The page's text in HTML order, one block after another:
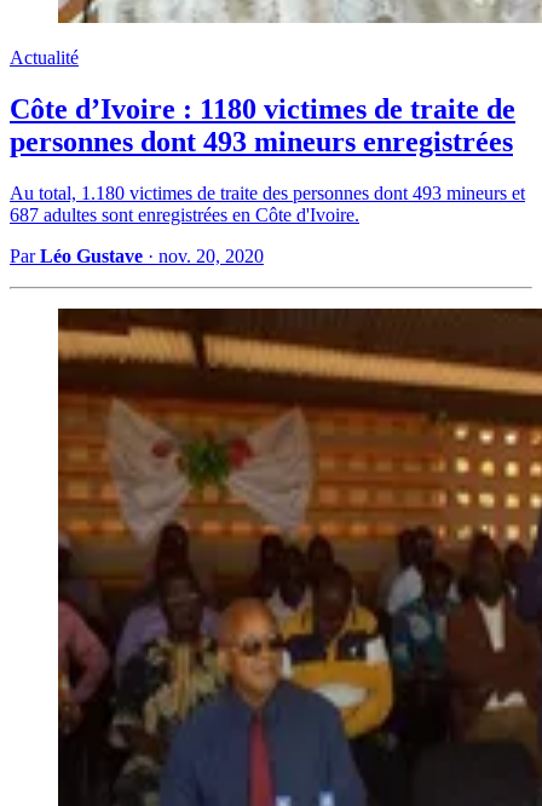
Actualité
Côte d’Ivoire : 1180 victimes de traite de
personnes dont 493 mineurs enregistrées
Au total, 1.180 victimes de traite des personnes dont 493 mineurs et
687 adultes sont enregistrées en Côte d'Ivoire.
ParLéo Gustave · nov. 20, 2020